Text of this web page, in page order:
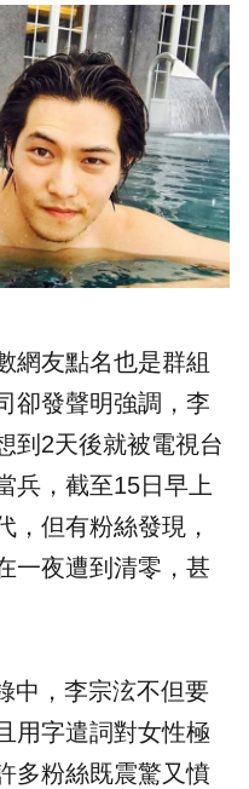
網友點名也是群組
卻發聲明強調，李
到2天後就被電視台
兵，截至15日早上
，但有粉絲發現，
一夜遭到清零，甚
中，李宗泫不但要
用字遣詞對女性極
多粉絲既震驚又憤